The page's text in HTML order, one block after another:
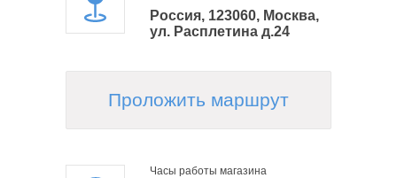
Россия, 123060, Москва,
ул. Расплетина д.24
Проложить маршрут
Часы работы магазина